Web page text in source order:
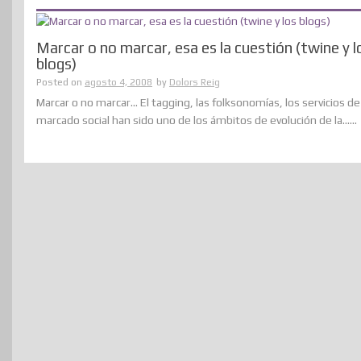
Marcar o no marcar, esa es la cuestión (twine y
blogs)
Posted on agosto 4, 2008 by Dolors Reig
Marcar o no marcar… El tagging, las folksonomías, los servicios de
marcado social han sido uno de los ámbitos de evolución de la......